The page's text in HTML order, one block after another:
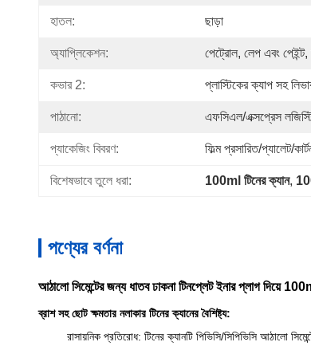
হাতল: ছাড়া
অ্যাপ্লিকেশন: পেট্রোল, লেপ এবং
কভার 2: প্লাস্টিকের ক্যাপ সহ
পাঠানো: এফসিএল/এক্সপ্রেস
প্যাকেজিং বিবরণ: ফিল্ম প্রসারিত/প্যালেট/
বিশেষভাবে তুলে ধরা: 100ml টিনের ক্যান,
পণ্যের বর্ণনা
আঠালো সিমেন্টের জন্য ধাতব ঢাকনা টিনপ্লেট ইনার প্লাগ দিয়ে
ব্রাশ সহ ছোট ক্ষমতার নলাকার টিনের ক্যানের বৈশিষ্ট্য:
রাসায়নিক প্রতিরোধ: টিনের ক্যানটি পিভিসি/সিপিভিসি আঠালো